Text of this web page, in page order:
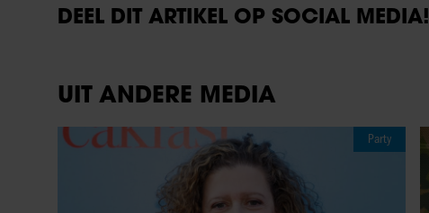
DEEL DIT ARTIKEL OP SOCIAL MEDIA!
UIT ANDERE MEDIA
Party